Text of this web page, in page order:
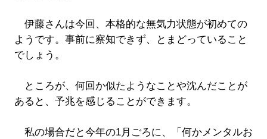
伊藤さんは今回、本格的な無気力状態が初めての
ようです。事前に察知できず、とまどっていること
でしょう。
ところが、何回か似たようなことや沈んだことが
あると、予兆を感じることができます。
私の場合だと今年の1月ごろに、「何かメンタルお